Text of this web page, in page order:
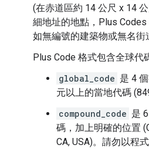
(在赤道區約 14 公尺 x 14
細地址的地點，Plus
如無編號的建築物或無名街
Plus Code 格式包含全球代
global_code 是 4
元以上的當地代碼
compound_code 是
碼，加上明確的位置
CA, USA)。請勿以程